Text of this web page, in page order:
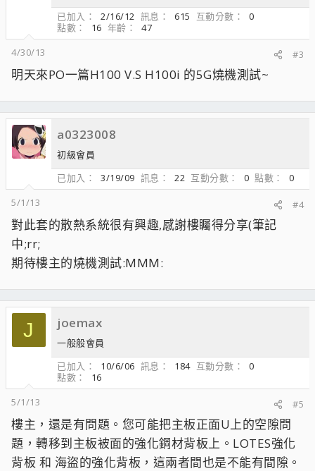
已加入
2/16/12 訊息 615 互動分數
0
點數
16 年齡
47
4/30/13
#3
明天來PO一篇H100 V.S H100i 的5G燒機測試~
a0323008
初級會員
已加入
3/19/09 訊息 22 互動分數 0 點數
0
5/1/13
#4
對此套的散熱系統很有興趣,感謝樓矚得分享(筆記
中;rr;
期待樓主的燒機測試:MMM:
J joemax
一般般會員
已加入
10/6/06 訊息 184 互動分數
0
點數
16
5/1/13
#5
樓主，還是有問題。您可能把主板正面U上的空隙問
題，轉移到主板被面的強化鋼材背板上。LOTES強化
背板 和 海盜的強化背板，這兩者間也是不能有間隙。